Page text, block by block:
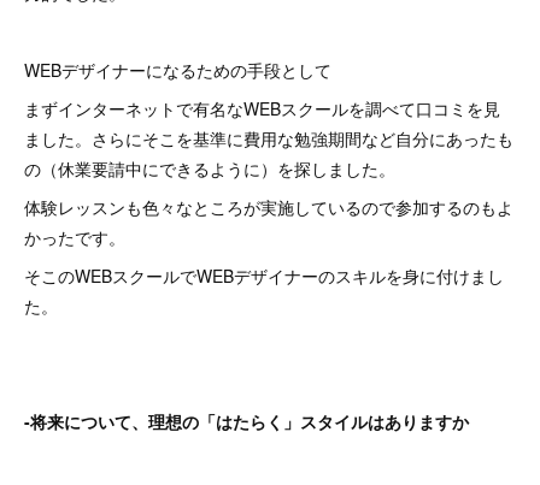
WEBデザイナーになるための手段として
まずインターネットで有名なWEBスクールを調べて口コミを見
ました。さらにそこを基準に費用な勉強期間など自分にあったも
の（休業要請中にできるように）を探しました。
体験レッスンも色々なところが実施しているので参加するのもよ
かったです。
そこのWEBスクールでWEBデザイナーのスキルを身に付けまし
た。
-将来について、理想の「はたらく」スタイルはありますか